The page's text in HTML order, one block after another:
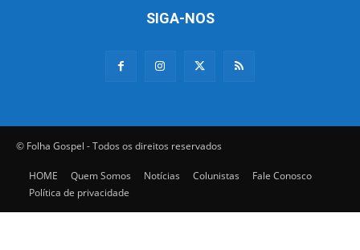
SIGA-NOS
© Folha Gospel - Todos os direitos reservados
HOME Quem Somos Notícias Colunistas
Fale Conosco
Política de privacidade